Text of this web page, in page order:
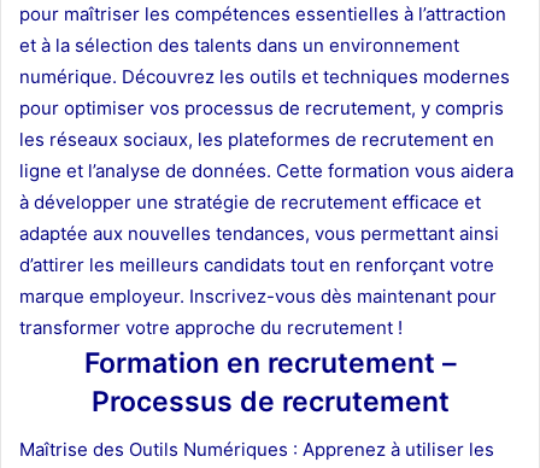
pour maîtriser les compétences essentielles à l’attraction
et à la sélection des talents dans un environnement
numérique. Découvrez les outils et techniques modernes
pour optimiser vos processus de recrutement, y compris
les réseaux sociaux, les plateformes de recrutement en
ligne et l’analyse de données. Cette formation vous aidera
à développer une stratégie de recrutement efficace et
adaptée aux nouvelles tendances, vous permettant ainsi
d’attirer les meilleurs candidats tout en renforçant votre
marque employeur. Inscrivez-vous dès maintenant pour
transformer votre approche du recrutement !
Formation en recrutement –
Processus de recrutement
Maîtrise des Outils Numériques : Apprenez à utiliser les